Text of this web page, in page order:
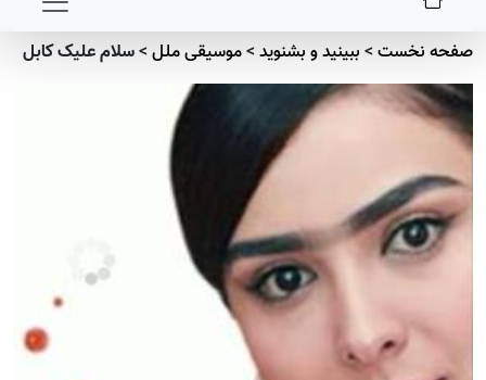
صفحه نخست> ببينيد و بشنويد>موسيقی ملل>سلام علیک کابل